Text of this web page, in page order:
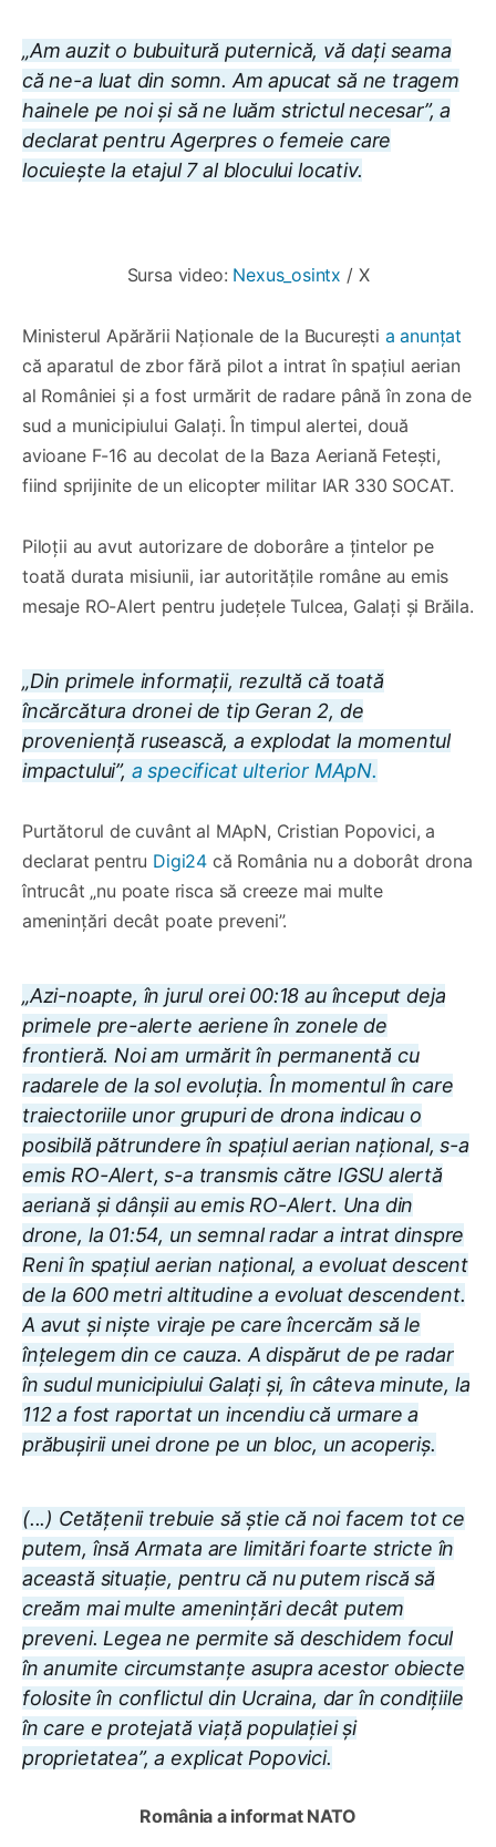
„Am auzit o bubuitură puternică, vă dați seama
că ne-a luat din somn. Am apucat să ne tragem
hainele pe noi și să ne luăm strictul necesar”, a
declarat pentru Agerpres o femeie care
locuiește la etajul 7 al blocului locativ.
Sursa video: Nexus_osintx / X
Ministerul Apărării Naționale de la București a anunțat
că aparatul de zbor fără pilot a intrat în spațiul aerian
al României și a fost urmărit de radare până în zona de
sud a municipiului Galați. În timpul alertei, două
avioane F-16 au decolat de la Baza Aeriană Fetești,
fiind sprijinite de un elicopter militar IAR 330 SOCAT.
Piloții au avut autorizare de doborâre a țintelor pe
toată durata misiunii, iar autoritățile române au emis
mesaje RO-Alert pentru județele Tulcea, Galați și Brăila.
„Din primele informații, rezultă că toată
încărcătura dronei de tip Geran 2, de
proveniență rusească, a explodat la momentul
impactului”, a specificat ulterior MApN.
Purtătorul de cuvânt al MApN, Cristian Popovici, a
declarat pentru Digi24 că România nu a doborât drona
întrucât „nu poate risca să creeze mai multe
amenințări decât poate preveni”.
„Azi-noapte, în jurul orei 00:18 au început deja
primele pre-alerte aeriene în zonele de
frontieră. Noi am urmărit în permanentă cu
radarele de la sol evoluția. În momentul în care
traiectoriile unor grupuri de drona indicau o
posibilă pătrundere în spațiul aerian național, s-a
emis RO-Alert, s-a transmis către IGSU alertă
aeriană și dânșii au emis RO-Alert. Una din
drone, la 01:54, un semnal radar a intrat dinspre
Reni în spațiul aerian național, a evoluat descent
de la 600 metri altitudine a evoluat descendent.
A avut și niște viraje pe care încercăm să le
înțelegem din ce cauza. A dispărut de pe radar
în sudul municipiului Galați și, în câteva minute, la
112 a fost raportat un incendiu că urmare a
prăbușirii unei drone pe un bloc, un acoperiș.
(...) Cetățenii trebuie să știe că noi facem tot ce
putem, însă Armata are limitări foarte stricte în
această situație, pentru că nu putem riscă să
creăm mai multe amenințări decât putem
preveni. Legea ne permite să deschidem focul
în anumite circumstanțe asupra acestor obiecte
folosite în conflictul din Ucraina, dar în condițiile
în care e protejată viață populației și
proprietatea”, a explicat Popovici.
România a informat NATO